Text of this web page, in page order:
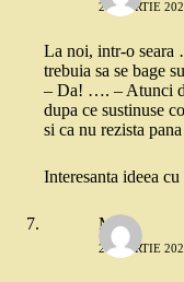
24 MARTIE
La noi, intr-o seara
trebuia sa se bage
– Da! …. – Atunci
dupa ce sustinuse
si ca nu rezista
Interesanta ideea
Miha
24 MARTIE